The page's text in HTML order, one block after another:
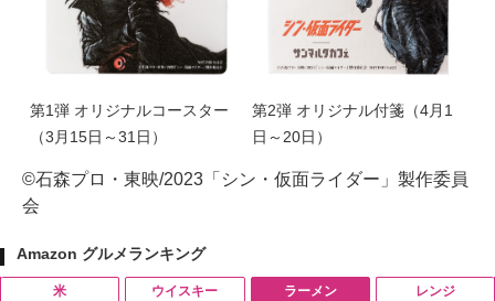
第1弾 オリジナルコースター
（3月15日～31日）
第2弾 オリジナル付箋（4月1
日～20日）
©石森プロ・東映/2023「シン・仮面ライダー」製作委員
会
Amazon グルメランキング
米 ウイスキー ラーメン レンジ